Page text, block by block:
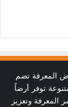
المعرفة تضم
توفر أرضاً
المعرفة وتعزيز